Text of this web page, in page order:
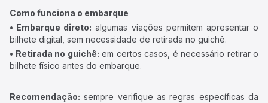
Como funciona o embarque
• Embarque direto: algumas viações permitem apresentar o
bilhete digital, sem necessidade de retirada no guichê.
• Retirada no guichê: em certos casos, é necessário retirar o
bilhete físico antes do embarque.
Recomendação: sempre verifique as regras específicas da